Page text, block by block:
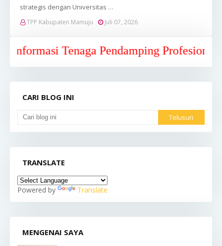
strategis dengan Universitas …
TPP Kabupaten Mamuju Juli 07, 2026
Tenaga Pendamping Profesional
CARI BLOG INI
TRANSLATE
Powered by Translate
MENGENAI SAYA